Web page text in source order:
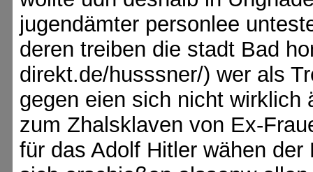
jugendämter personlee
deren treiben die stadt Bad
direkt.de/husssner/) wer als
gegen eien sich nicht wirklich
zum Zhalsklaven von Ex-
für das Adolf Hitler wähen